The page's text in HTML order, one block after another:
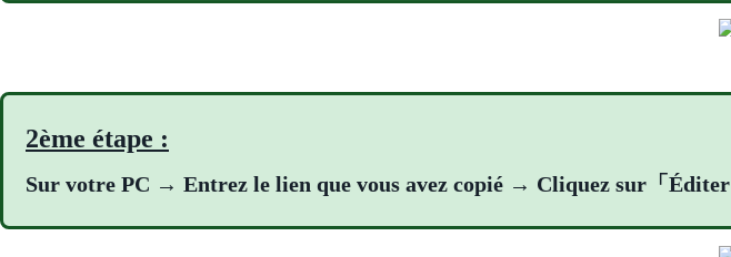
2ème étape :
Sur votre PC → Entrez le lien que vous avez copié → Cliquez sur「